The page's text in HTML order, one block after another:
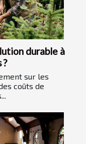
durable à
?
sur les
coûts de